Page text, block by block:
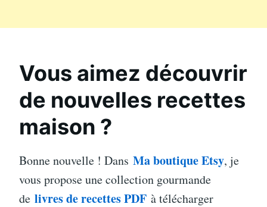
Vous aimez découvrir
de nouvelles recettes
maison ?
Bonne nouvelle ! Dans Ma boutique Etsy, je
vous propose une collection gourmande
de livres de recettes PDF à télécharger